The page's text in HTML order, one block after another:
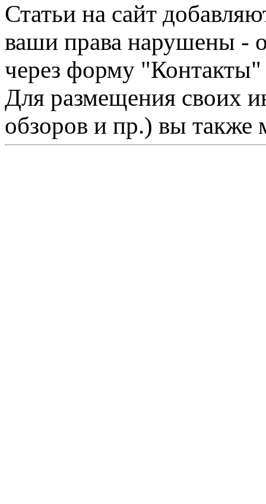
Статьи на сайт
ваши права нарушены -
через форму "Контакты"
Для размещения своих
обзоров и пр.) вы также